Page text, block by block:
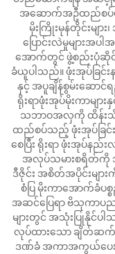
အဆောက်အဦထည်စပ်ပစ္
မိုးကြိုးမုန်တိုင်းမျာ
ပြောင်းလဲမှုများအပ
အောက်တွင် ဖွဲ့စည်းပုံဆိုင်
ခံယူပါသည်။ ဖုံးအုပ်ခြ
နှင့် အပူချိန်စွမ်းဆောင်
ရိုးရာဖုံးအုပ်မိုးကာမျ
သဘာဝအလှကို ထိန်းသိ
ထည်စပ်သည့် ဖုံးအုပ်ခြ
စေပြီး ရိုးရာ ဖုံးအုပ်နည်း
အလုပ်သမားစရိတ်ကို
ဒီဇိုင်း အစိတ်အပိုင်းမျ
စံပြ မိုးကာအောက်ခံပစ္စ
အဆင်ပြေရာ ဗိသုကာပ
များတွင် အသုံးပြုနိုင်ပ
လုပ်ထားသော ချိတ်ဆက်မှု
ဒဏ်ခံ အကာအကွယ်ပေး